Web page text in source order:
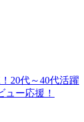
20代～40代活躍
ー応援！